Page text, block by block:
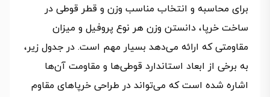
برای محاسبه و انتخاب مناسب وزن و قطر قوطی در
ساخت خرپا، دانستن وزن هر نوع پروفیل و میزان
مقاومتی که ارائه می‌دهد بسیار مهم است. در جدول زیر،
به برخی از ابعاد استاندارد قوطی‌ها و مقاومت آن‌ها
اشاره شده است که می‌تواند در طراحی خرپاهای مقاوم